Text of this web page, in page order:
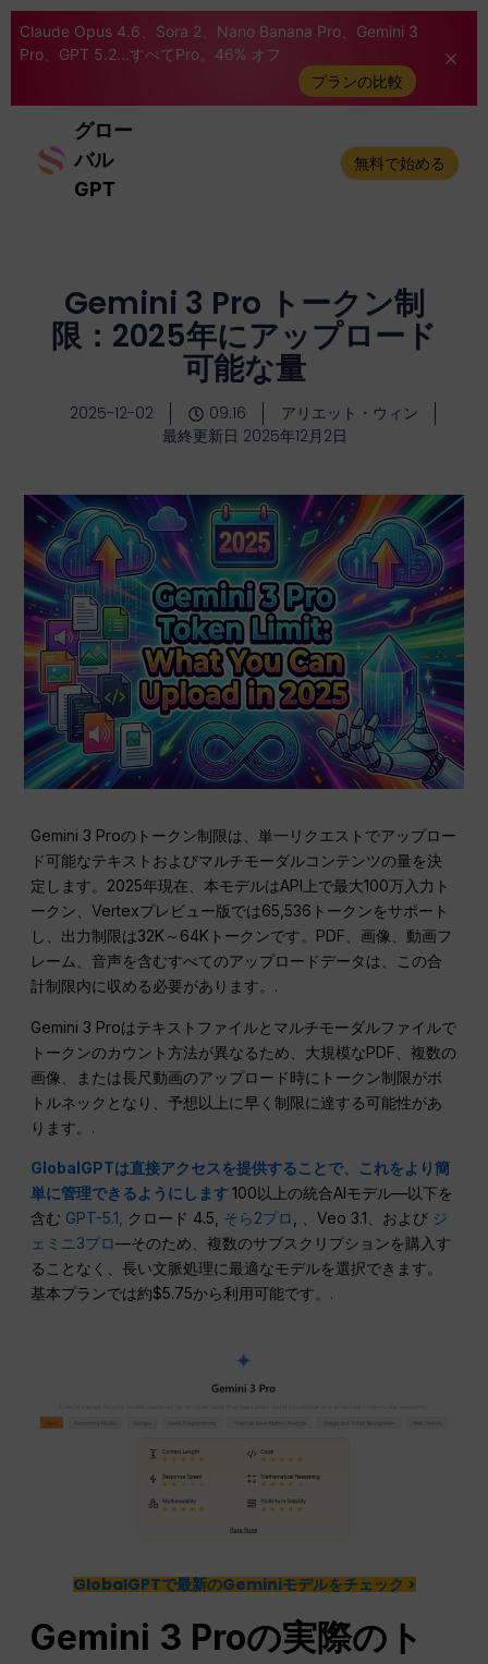
Claude Opus 4.6、Sora 2、Nano Banana Pro、Gemini 3
Pro、GPT 5.2...すべてPro。46% オフ
プランの比較
グロー
バル
GPT
無料で始める
Gemini 3 Pro トークン制
限：2025年にアップロード
可能な量
2025-12-02 09:16
アリエット・ウィン
最終更新日 2025年12月2日
Gemini 3 Proのトークン制限は、単一リクエストでアップロー
ド可能なテキストおよびマルチモーダルコンテンツの量を決
定します。2025年現在、本モデルはAPI上で最大100万入力ト
ークン、Vertexプレビュー版では65,536トークンをサポート
し、出力制限は32K～64Kトークンです。PDF、画像、動画フ
レーム、音声を含むすべてのアップロードデータは、この合
計制限内に収める必要があります。.
Gemini 3 Proはテキストファイルとマルチモーダルファイルで
トークンのカウント方法が異なるため、大規模なPDF、複数の
画像、または長尺動画のアップロード時にトークン制限がボ
トルネックとなり、予想以上に早く制限に達する可能性があ
ります。.
GlobalGPTは直接アクセスを提供することで、これをより簡
単に管理できるようにします100以上の統合AIモデル—以下を
含む GPT-5.1, クロード 4.5, そら2プロ , 、Veo 3.1、および ジ
ェミニ3プロ—そのため、複数のサブスクリプションを購入す
ることなく、長い文脈処理に最適なモデルを選択できます。
基本プランでは約$5.75から利用可能です。.
GlobalGPTで最新のGeminiモデルをチェック >
Gemini 3 Proの実際のト